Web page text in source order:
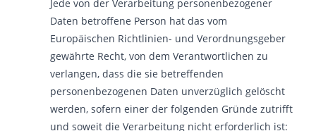
Jede von der Verarbeitung personenbezogener
Daten betroffene Person hat das vom
Europäischen Richtlinien- und Verordnungsgeber
gewährte Recht, von dem Verantwortlichen zu
verlangen, dass die sie betreffenden
personenbezogenen Daten unverzüglich gelöscht
werden, sofern einer der folgenden Gründe zutrifft
und soweit die Verarbeitung nicht erforderlich ist: